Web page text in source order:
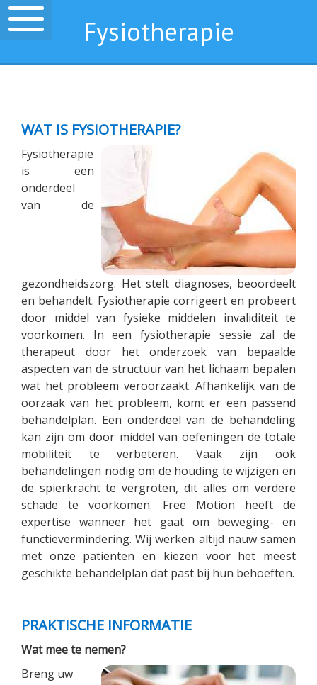
Diensten
Contact & Openingstijden
Dutch
English
Fysiotherapie
WAT IS FYSIOTHERAPIE?
Fysiotherapie
is een
onderdeel
van de
gezondheidszorg. Het stelt diagnoses, beoordeelt
en behandelt. Fysiotherapie corrigeert en probeert
door middel van fysieke middelen invaliditeit te
voorkomen. In een fysiotherapie sessie zal de
therapeut door het onderzoek van bepaalde
aspecten van de structuur van het lichaam bepalen
wat het probleem veroorzaakt. Afhankelijk van de
oorzaak van het probleem, komt er een passend
behandelplan. Een onderdeel van de behandeling
kan zijn om door middel van oefeningen de totale
mobiliteit te verbeteren. Vaak zijn ook
behandelingen nodig om de houding te wijzigen en
de spierkracht te vergroten, dit alles om verdere
schade te voorkomen. Free Motion heeft de
expertise wanneer het gaat om beweging- en
functievermindering. Wij werken altijd nauw samen
met onze patiënten en kiezen voor het meest
geschikte behandelplan dat past bij hun behoeften.
PRAKTISCHE INFORMATIE
Wat mee te nemen?
Breng uw